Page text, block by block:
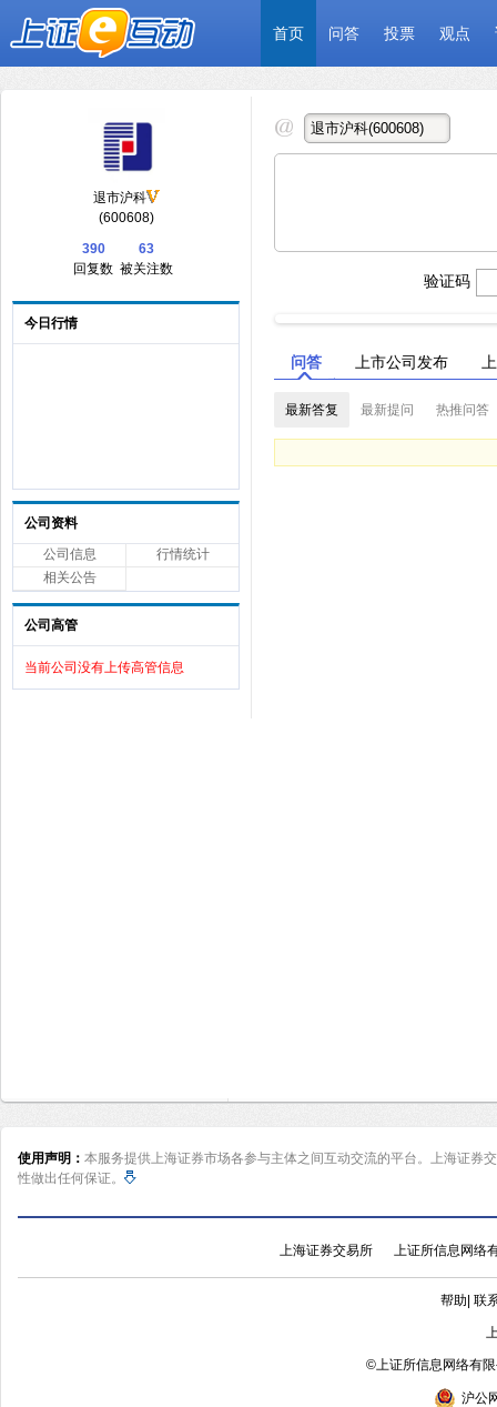
首页 问答 投票 观点
退市沪科
(600608)
390
回复数
63
被关注数
今日行情
公司资料
公司信息
行情统计
相关公告
公司高管
当前公司没有上传高管信息
验证码
问答 上市公司发布
最新答复 最新提问 热推问答
使用声明： 本服务提供上海证券市场各参与主体之间互动交流的平台。上海证券
性做出任何保证。
上海证券交易所 上证所信息网络
帮助| 联
©上证所信息网络有
沪公